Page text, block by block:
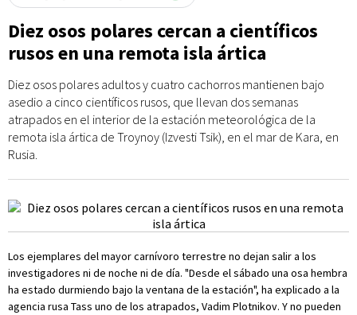
Diez osos polares cercan a científicos
rusos en una remota isla ártica
Diez osos polares adultos y cuatro cachorros mantienen bajo
asedio a cinco científicos rusos, que llevan dos semanas
atrapados en el interior de la estación meteorológica de la
remota isla ártica de Troynoy (Izvesti Tsik), en el mar de Kara, en
Rusia.
Los ejemplares del mayor carnívoro terrestre no dejan salir a los
investigadores ni de noche ni de día. "Desde el sábado una osa hembra
ha estado durmiendo bajo la ventana de la estación", ha explicado a la
agencia rusa Tass uno de los atrapados, Vadim Plotnikov. Y no pueden